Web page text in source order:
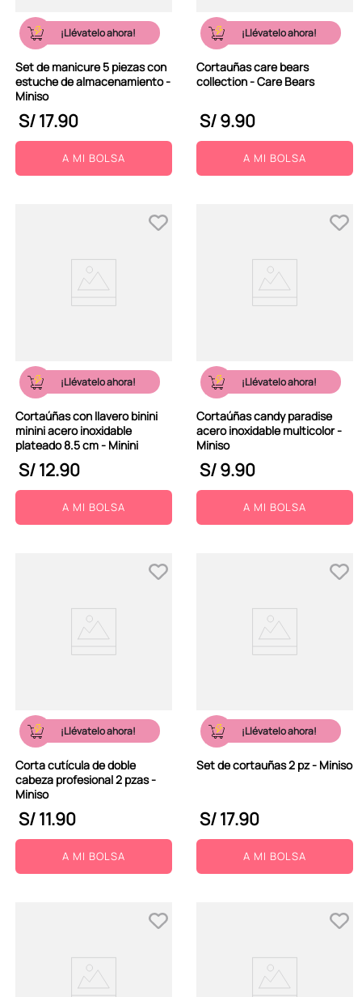
¡Llévatelo ahora!
Set de manicure 5 piezas con
estuche de almacenamiento -
Miniso
S/17.90
A MI BOLSA
¡Llévatelo ahora!
Cortauñas care bears
collection - Care Bears
S/9.90
A MI BOLSA
¡Llévatelo ahora!
Cortaúñas con llavero binini
minini acero inoxidable
plateado 8.5 cm - Minini
S/12.90
A MI BOLSA
¡Llévatelo ahora!
Cortaúñas candy paradise
acero inoxidable multicolor -
Miniso
S/9.90
A MI BOLSA
¡Llévatelo ahora!
Corta cutícula de doble
cabeza profesional 2 pzas -
Miniso
S/11.90
A MI BOLSA
¡Llévatelo ahora!
Set de cortauñas 2 pz - Miniso
S/17.90
A MI BOLSA